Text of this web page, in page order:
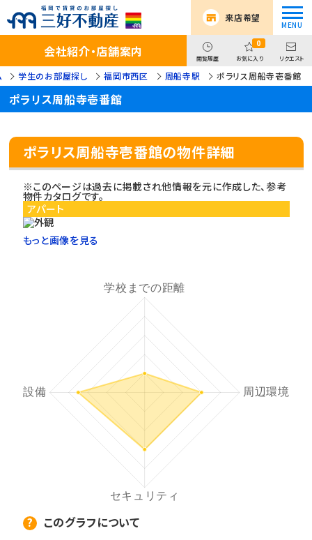
来店希望
会社紹介・店舗案内 閲覧履歴
0
お気に入り リクエスト
学生のお部屋探し 福岡市西区 周船寺駅 ポラリス周船寺壱番館
ポラリス周船寺壱番館
ポラリス周船寺壱番館の物件詳細
※このページは過去に掲載され他情報を元に作成した、参考
物件カタログです。
アパート
もっと画像を見る
このグラフについて